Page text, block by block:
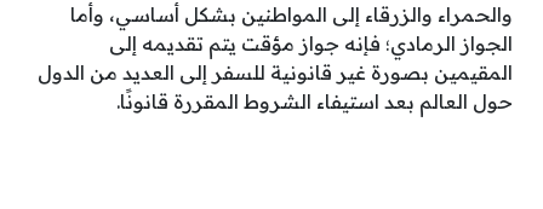
والحمراء والزرقاء إلى المواطنين بشكل أساسي، وأما
الجواز الرمادي؛ فإنه جواز مؤقت يتم تقديمه إلى
المقيمين بصورة غير قانونية للسفر إلى العديد من الدول
حول العالم بعد استيفاء الشروط المقررة قانونًا.